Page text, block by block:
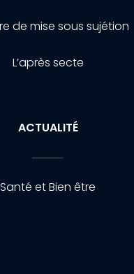
de mise sous sujétion
L’après secte
ACTUALITÉ
Santé et Bien être